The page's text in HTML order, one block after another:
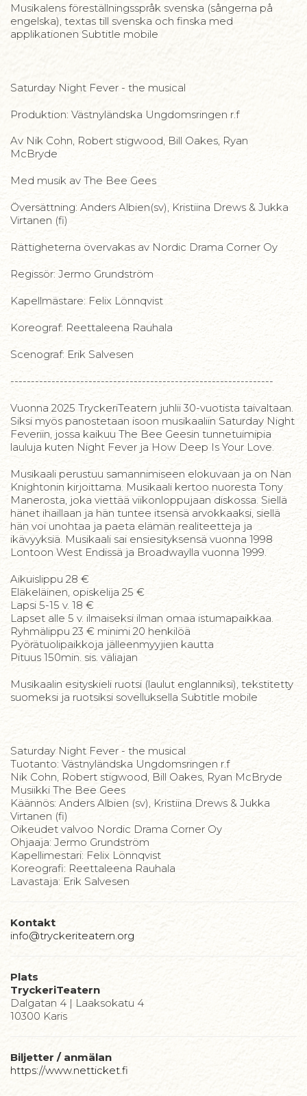
Musikalens föreställningsspråk svenska (sångerna på
engelska), textas till svenska och finska med
applikationen Subtitle mobile
Saturday Night Fever - the musical
Produktion: Västnyländska Ungdomsringen r.f
Av Nik Cohn, Robert stigwood, Bill Oakes, Ryan
McBryde
Med musik av The Bee Gees
Översättning: Anders Albien(sv), Kristiina Drews & Jukka
Virtanen (fi)
Rättigheterna övervakas av Nordic Drama Corner Oy
Regissör: Jermo Grundström
Kapellmästare: Felix Lönnqvist
Koreograf: Reettaleena Rauhala
Scenograf: Erik Salvesen
----------------------------------------------------------------
Vuonna 2025 TryckeriTeatern juhlii 30-vuotista taivaltaan.
Siksi myös panostetaan isoon musikaaliin Saturday Night
Feveriin, jossa kaikuu The Bee Geesin tunnetuimipia
lauluja kuten Night Fever ja How Deep Is Your Love.
Musikaali perustuu samannimiseen elokuvaan ja on Nan
Knightonin kirjoittama. Musikaali kertoo nuoresta Tony
Manerosta, joka viettää viikonloppujaan diskossa. Siellä
hänet ihaillaan ja hän tuntee itsensä arvokkaaksi, siellä
hän voi unohtaa ja paeta elämän realiteetteja ja
ikävyyksiä. Musikaali sai ensiesityksensä vuonna 1998
Lontoon West Endissä ja Broadwaylla vuonna 1999.
Aikuislippu 28 €
Eläkeläinen, opiskelija 25 €
Lapsi 5-15 v. 18 €
Lapset alle 5 v. ilmaiseksi ilman omaa istumapaikkaa.
Ryhmälippu 23 € minimi 20 henkilöä
Pyörätuolipaikkoja jälleenmyyjien kautta
Pituus 150min. sis. väliajan
Musikaalin esityskieli ruotsi (laulut englanniksi), tekstitetty
suomeksi ja ruotsiksi sovelluksella Subtitle mobile
Saturday Night Fever - the musical
Tuotanto: Västnyländska Ungdomsringen r.f
Nik Cohn, Robert stigwood, Bill Oakes, Ryan McBryde
Musiikki The Bee Gees
Käännös: Anders Albien (sv), Kristiina Drews & Jukka
Virtanen (fi)
Oikeudet valvoo Nordic Drama Corner Oy
Ohjaaja: Jermo Grundström
Kapellimestari: Felix Lönnqvist
Koreografi: Reettaleena Rauhala
​Lavastaja: Erik Salvesen
Kontakt
info@tryckeriteatern.org
Plats
TryckeriTeatern
Dalgatan 4 | Laaksokatu 4
10300 Karis
Biljetter / anmälan
https://www.netticket.fi